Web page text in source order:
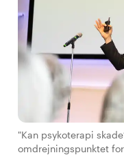
"Kan psykoterapi
omdrejningspunktet